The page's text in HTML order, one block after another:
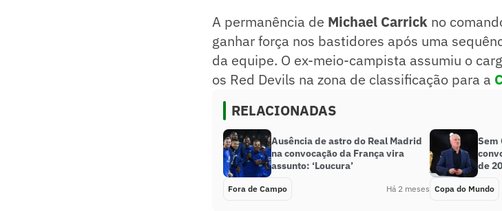
A permanência de Michael Carrick no
ganhar força nos bastidores após uma
da equipe. O ex-meio-campista assumiu o
os Red Devils na zona de classificação para a
RELACIONADAS
Ausência de astro do Real Madrid
na convocação da França vira
assunto: ‘Loucura’
Fora de Campo Há 2 meses
Sem
de
Copa do Mundo